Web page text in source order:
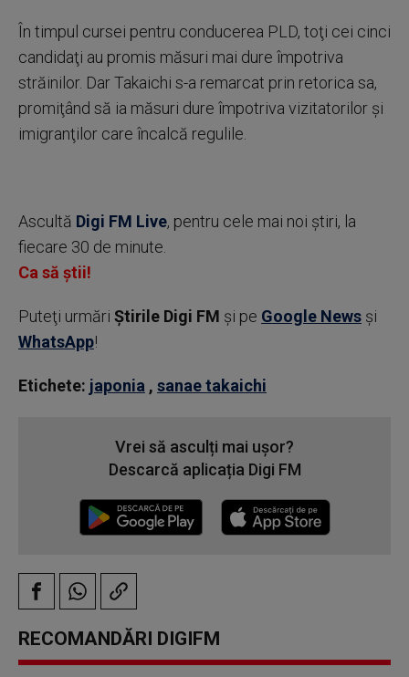
În timpul cursei pentru conducerea PLD, toţi cei cinci
candidaţi au promis măsuri mai dure împotriva
străinilor. Dar Takaichi s-a remarcat prin retorica sa,
promiţând să ia măsuri dure împotriva vizitatorilor şi
imigranţilor care încalcă regulile.
Ascultă Digi FM Live, pentru cele mai noi știri, la
fiecare 30 de minute.
Ca să știi!
Puteţi urmări Știrile Digi FM şi pe Google News şi
WhatsApp!
Etichete: japonia , sanae takaichi
Vrei să asculți mai ușor?
Descarcă aplicația Digi FM
RECOMANDĂRI DIGIFM